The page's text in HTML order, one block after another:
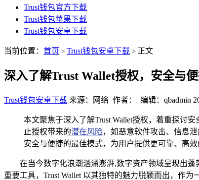
Trust钱包官方下载
Trust钱包苹果下载
Trust钱包安卓下载
当前位置： 首页 > Trust钱包安卓下载 > 正文
深入了解Trust Wallet授权，安全与
Trust钱包安卓下载 来源：网络 作者： 编辑：qbadmin
本文聚焦于深入了解Trust Wallet授权，着重探讨
止授权带来的潜在风险，如恶意软件攻击、信息
安全与便捷的最佳模式，为用户提供更可靠、高效
在当今数字化浪潮汹涌澎湃,数字资产领域呈现出
重要工具，Trust Wallet 以其独特的魅力脱颖而出，作